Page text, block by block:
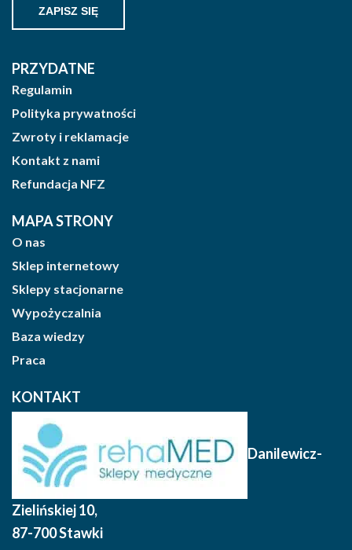
PRZYDATNE
Regulamin
Polityka prywatności
Zwroty i reklamacje
Kontakt z nami
Refundacja NFZ
MAPA STRONY
O nas
Sklep internetowy
Sklepy stacjonarne
Wypożyczalnia
Baza wiedzy
Praca
KONTAKT
Danilewicz-
Zielińskiej 10,
87-700 Stawki